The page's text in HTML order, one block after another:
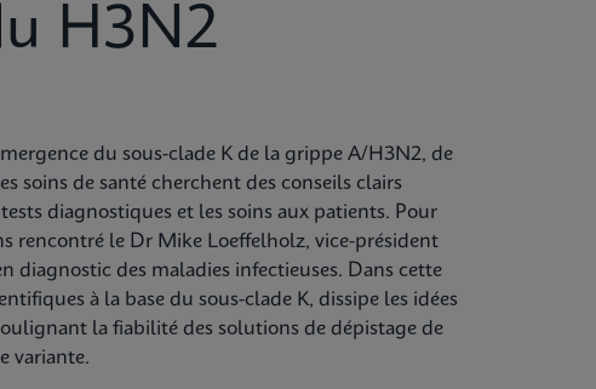
H3N2
du sous-clade K de la grippe A/H3N2, de
soins de santé cherchent des conseils clairs
diagnostiques et les soins aux patients. Pour
rencontré le Dr Mike Loeffelholz, vice-président
diagnostic des maladies infectieuses. Dans cette
à la base du sous-clade K, dissipe les idées
la fiabilité des solutions de dépistage de
variante.